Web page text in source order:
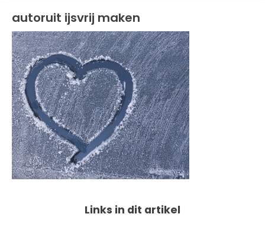
autoruit ijsvrij maken
Links in dit artikel